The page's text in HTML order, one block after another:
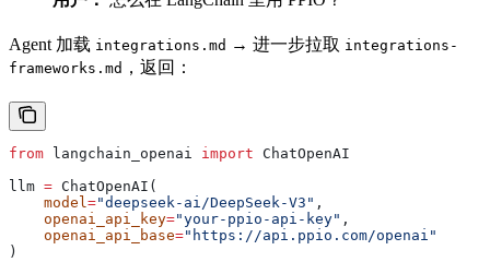
Agent 加载 integrations.md → 进一步拉取 integrations-
frameworks.md ，返回：
from langchain_openai import ChatOpenAI
llm = ChatOpenAI(
    model
="deepseek-ai/DeepSeek-V3" ,
    openai_api_key
="your-ppio-api-key" ,
    openai_api_base
="https://api.ppio.com/openai"
)